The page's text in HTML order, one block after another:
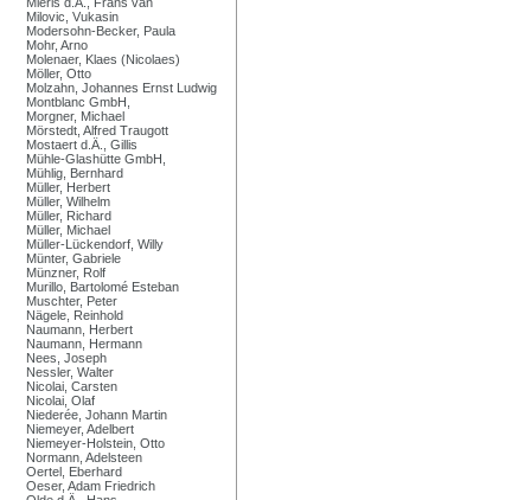
Milovic, Vukasin
Modersohn-Becker, Paula
Mohr, Arno
Molenaer, Klaes (Nicolaes)
Möller, Otto
Molzahn, Johannes Ernst Ludwig
Montblanc GmbH,
Morgner, Michael
Mörstedt, Alfred Traugott
Mostaert d.Ä., Gillis
Mühle-Glashütte GmbH,
Mühlig, Bernhard
Müller, Herbert
Müller, Wilhelm
Müller, Richard
Müller, Michael
Müller-Lückendorf, Willy
Münter, Gabriele
Münzner, Rolf
Murillo, Bartolomé Esteban
Muschter, Peter
Nägele, Reinhold
Naumann, Herbert
Naumann, Hermann
Nees, Joseph
Nessler, Walter
Nicolai, Carsten
Nicolai, Olaf
Niederée, Johann Martin
Niemeyer, Adelbert
Niemeyer-Holstein, Otto
Normann, Adelsteen
Oertel, Eberhard
Oeser, Adam Friedrich